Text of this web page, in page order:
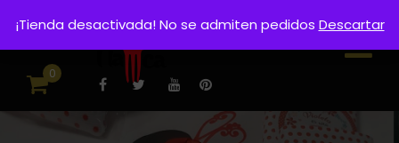
0
¡Tienda desactivada! No se admiten pedidos Descartar